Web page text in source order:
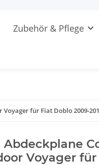
Zubehör & Pflege
für Fiat Doblo 2009-
Voyager